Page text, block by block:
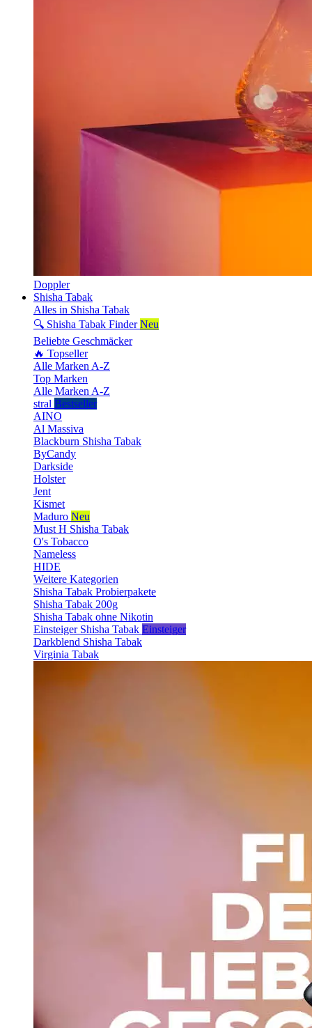
Doppler
Shisha Tabak
Alles in Shisha Tabak
🔍 Shisha Tabak Finder Neu
Beliebte Geschmäcker
🔥 Topseller
Alle Marken A-Z
Top Marken
Alle Marken A-Z
stral Bestseller
AINO
Al Massiva
Blackburn Shisha Tabak
ByCandy
Darkside
Holster
Jent
Kismet
Maduro Neu
Must H Shisha Tabak
O's Tobacco
Nameless
HIDE
Weitere Kategorien
Shisha Tabak Probierpakete
Shisha Tabak 200g
Shisha Tabak ohne Nikotin
Einsteiger Shisha Tabak Einsteiger
Darkblend Shisha Tabak
Virginia Tabak